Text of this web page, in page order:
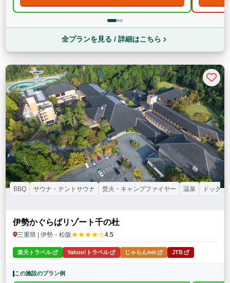
全プランを見る / 詳細はこちら
伊勢かぐらばリゾート千の杜
三重県 | 伊勢・松阪★★★★☆4.5
BBQ サウナ・テントサウナ 焚火・キャンプファイヤー 温泉 ドッグラ
楽天トラベル Yahoo!トラベル じゃらんnet JTB
この施設のプラン例